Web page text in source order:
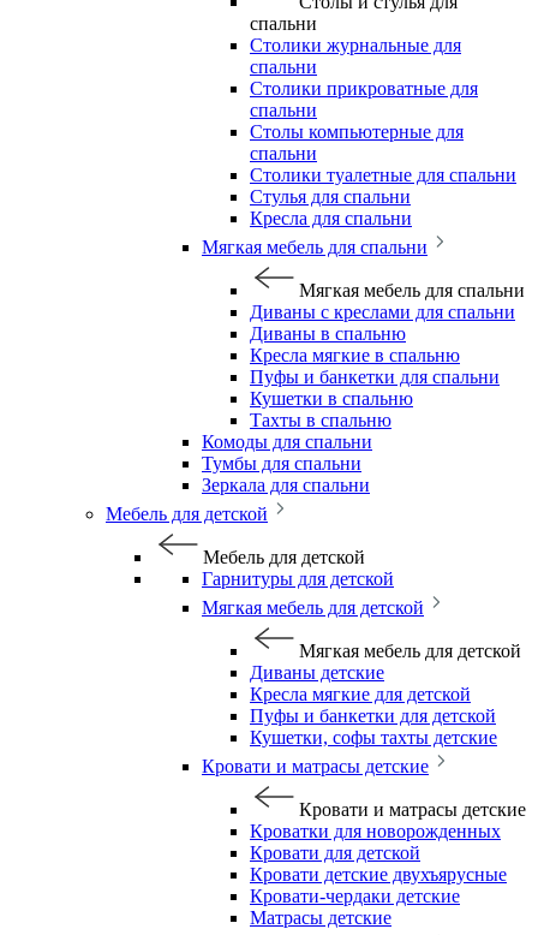
спальни
Столики журнальные для
спальни
Столики прикроватные для
спальни
Столы компьютерные для
спальни
Столики туалетные для спальни
Стулья для спальни
Кресла для спальни
Мягкая мебель для спальни
Мягкая мебель для спальни
Диваны с креслами для спальни
Диваны в спальню
Кресла мягкие в спальню
Пуфы и банкетки для спальни
Кушетки в спальню
Тахты в спальню
Комоды для спальни
Тумбы для спальни
Зеркала для спальни
Мебель для детской
Мебель для детской
Гарнитуры для детской
Мягкая мебель для детской
Мягкая мебель для детской
Диваны детские
Кресла мягкие для детской
Пуфы и банкетки для детской
Кушетки, софы тахты детские
Кровати и матрасы детские
Кровати и матрасы детские
Кроватки для новорожденных
Кровати для детской
Кровати детские двухъярусные
Кровати-чердаки детские
Матрасы детские